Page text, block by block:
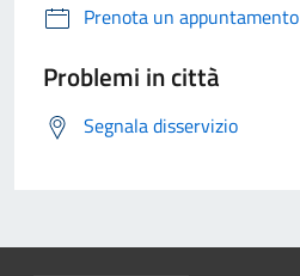
Prenota un appuntamento
Problemi in città
Segnala disservizio